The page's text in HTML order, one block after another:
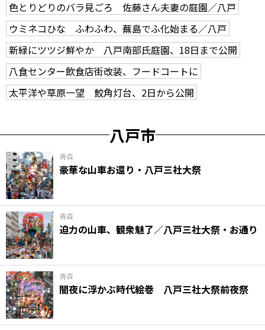
色とりどりのバラ見ごろ 佐藤さん夫妻の庭園／八戸
ウミネコひな ふわふわ、蕪島でふ化始まる／八戸
新緑にツツジ鮮やか 八戸南部氏庭園、18日まで公開
八食センター飲食店街改装、フードコートに
太平洋や草原一望 鮫角灯台、2日から公開
八戸市
青森
豪華な山車お還り・八戸三社大祭
青森
迫力の山車、観衆魅了／八戸三社大祭・お通り
青森
闇夜に浮かぶ時代絵巻 八戸三社大祭前夜祭